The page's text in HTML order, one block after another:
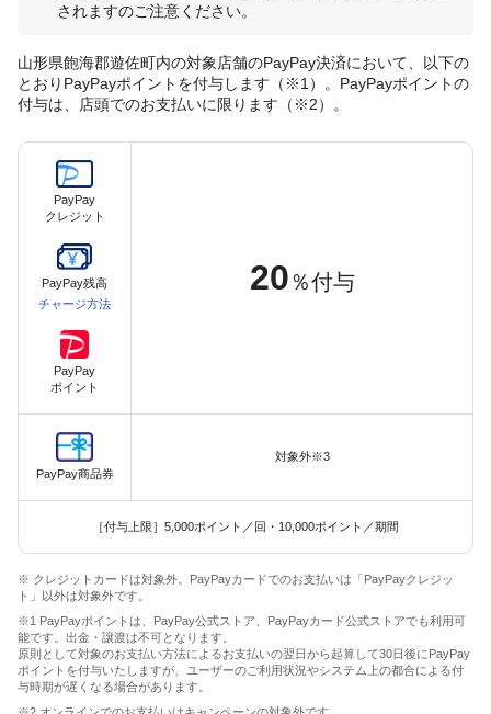
されますのご注意ください。
山形県飽海郡遊佐町内の対象店舗のPayPay決済において、以下の
とおりPayPayポイントを付与します（※1）。PayPayポイントの
付与は、店頭でのお支払いに限ります（※2）。
PayPay
クレジット
PayPay残高
チャージ方法
PayPay
ポイント
20 ％付与
PayPay商品券
対象外※3
［付与上限］5,000ポイント／回・10,000ポイント／期間
※ クレジットカードは対象外。PayPayカードでのお支払いは「PayPayクレジッ
ト」以外は対象外です。
※1 PayPayポイントは、PayPay公式ストア、PayPayカード公式ストアでも利用可
能です。出金・譲渡は不可となります。
原則として対象のお支払い方法によるお支払いの翌日から起算して30日後にPayPay
ポイントを付与いたしますが、ユーザーのご利用状況やシステム上の都合による付
与時期が遅くなる場合があります。
※2 オンラインでのお支払いはキャンペーンの対象外です。